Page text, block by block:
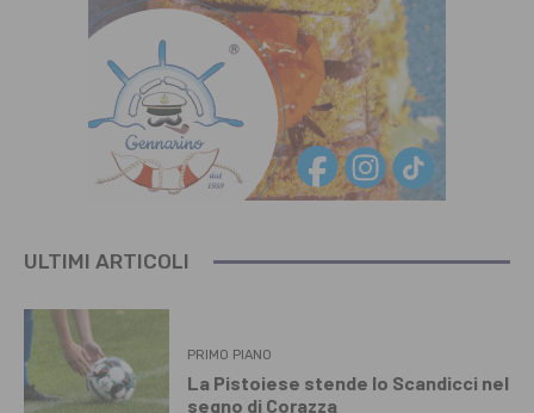
ULTIMI ARTICOLI
PRIMO PIANO
La Pistoiese stende lo Scandicci nel
segno di Corazza